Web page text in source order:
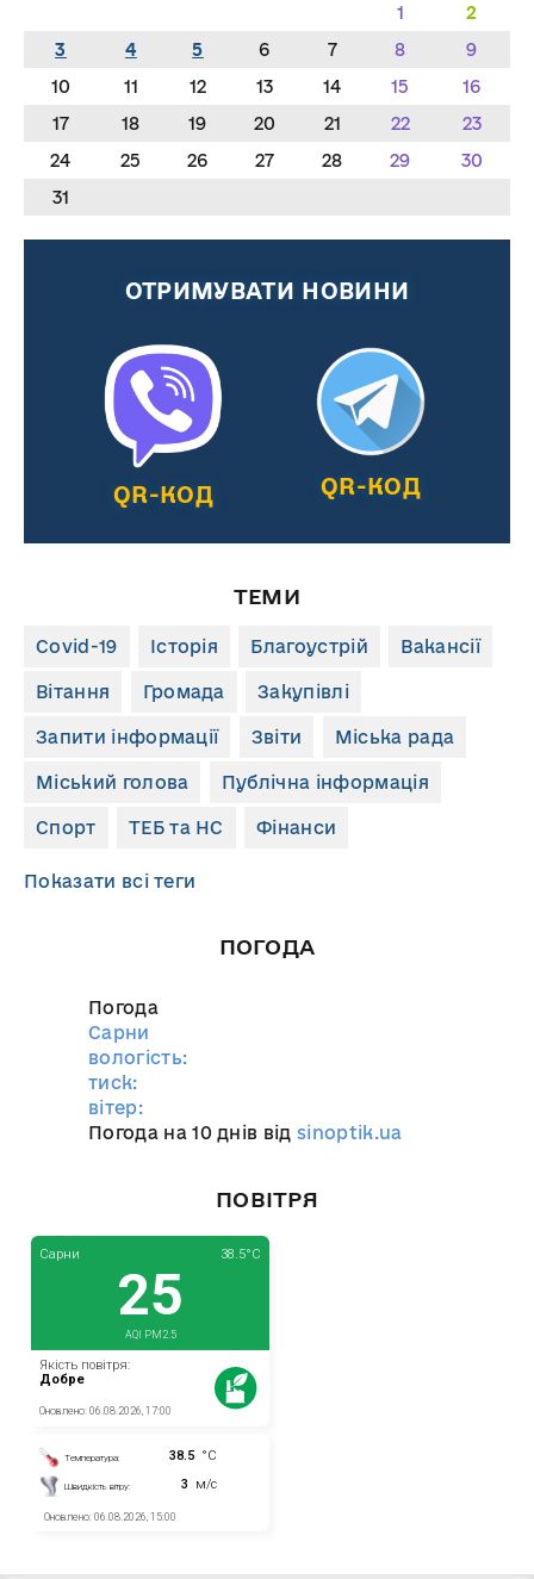
1
2
3
4 5 6 7 8
9
10
11 12 13 14 15
16
17
18 19 20 21 22
23
24
25 26 27 28 29
30
31
ОТРИМУВАТИ НОВИНИ
QR-КОД QR-КОД
ТЕМИ
Covid-19 Історія Благоустрій Вакансії
Вітання Громада Закупівлі
Запити інформації Звіти Міська рада
Міський голова Публічна інформація
Спорт ТЕБ та НС Фінанси
Показати всі теги
ПОГОДА
Погода
Сарни
вологість:
тиск:
вітер:
Погода на 10 днів відsinoptik.ua
ПОВІТРЯ